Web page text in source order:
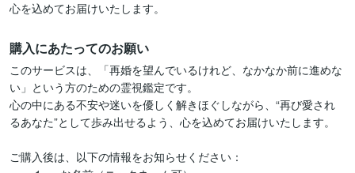
購入にあたってのお願い
このサービスは、「再婚を望んでいるけれど、なかなか前に進めな
い」という方のための霊視鑑定です。
心の中にある不安や迷いを優しく解きほぐしながら、“再び愛され
るあなた”として歩み出せるよう、心を込めてお届けいたします。
ご購入後は、以下の情報をお知らせください：